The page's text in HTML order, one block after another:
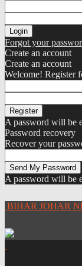
Forgot your
Create an account
Create an account
Welcome! Register
A password will be
Password recovery
Recover your
A password will be
BIHAR JOHAR